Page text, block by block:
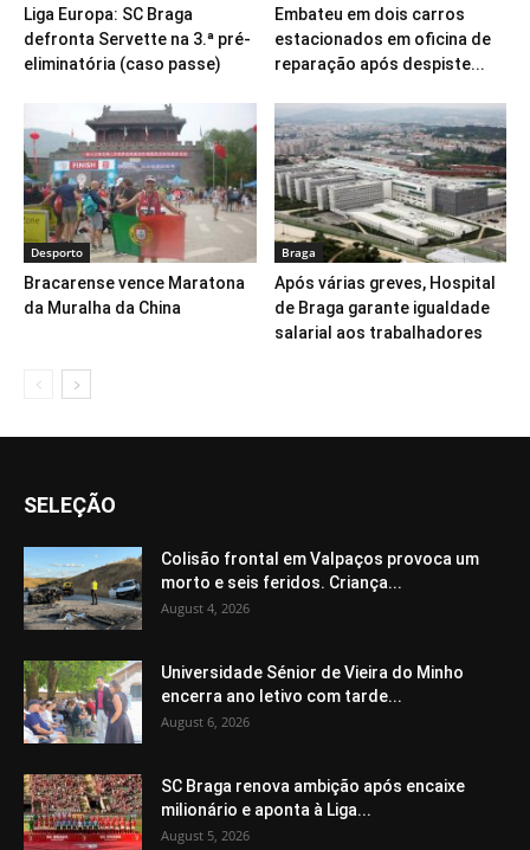
Liga Europa: SC Braga
defronta Servette na 3.ª pré-
eliminatória (caso passe)
Embateu em dois carros
estacionados em oficina de
reparação após despiste...
Desporto
Bracarense vence Maratona
da Muralha da China
Braga
Após várias greves, Hospital
de Braga garante igualdade
salarial aos trabalhadores
SELEÇÃO
Colisão frontal em Valpaços provoca um
morto e seis feridos. Criança...
August 4, 2026
Universidade Sénior de Vieira do Minho
encerra ano letivo com tarde...
August 6, 2026
SC Braga renova ambição após encaixe
milionário e aponta à Liga...
August 5, 2026